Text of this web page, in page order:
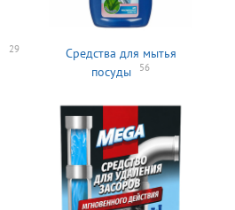
29
Средства для мытья
посуды
56